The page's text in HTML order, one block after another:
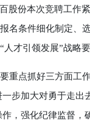
份本次竞聘工作
名条件细化制定、
才引领发展”战略
点抓好三方面工
步加大对勇于走
，强化纪律监督